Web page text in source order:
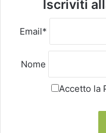
Iscriviti
Email*
Nome
Accetto la